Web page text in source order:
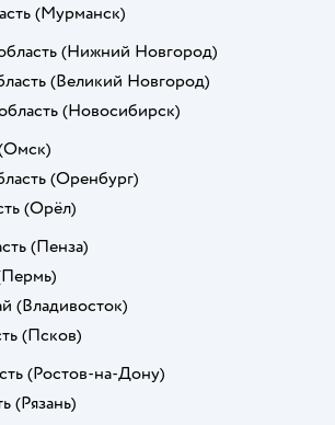
(Мурманск)
(Нижний Новгород)
(Великий Новгород)
(Новосибирск)
(Оренбург)
(Орёл)
(Пенза)
(Владивосток)
(Псков)
(Ростов-на-Дону)
(Рязань)